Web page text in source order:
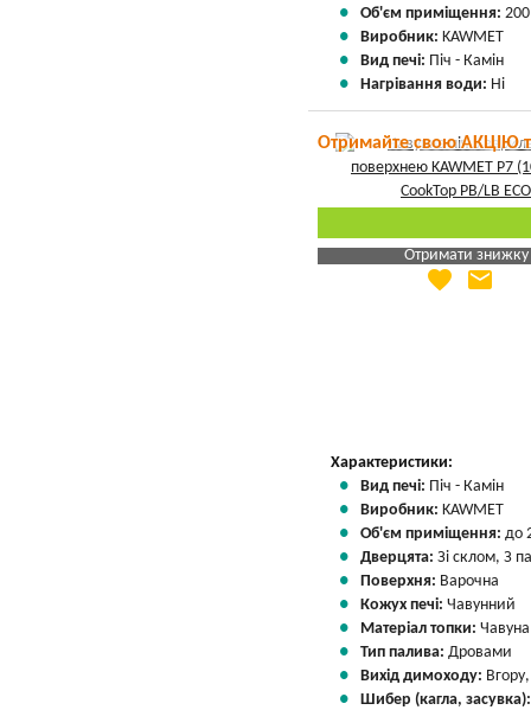
Об'єм приміщення:
Виробник: KAWMET
Вид печі: Піч - Камін
Нагрівання води: Ні
Отримайте свою АКЦІЮ
Отримати знижку
Яка Ваша ціна
favorite email
Характеристики:
Вид печі: Піч - Камін
Виробник: KAWMET
Об'єм приміщення: до
Дверцята: Зі склом, З
Поверхня: Варочна
Кожух печі: Чавунний
Матеріал топки: Чавуна
Тип палива: Дровами
Вихід димоходу:
Шибер (кагла,